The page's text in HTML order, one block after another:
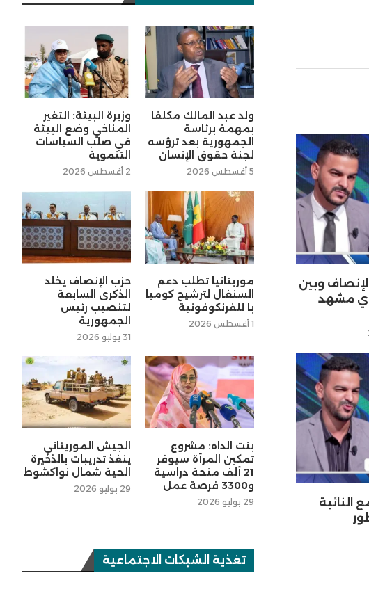
وبين
مشهد
النائبة
ولد عبد المالك مكلفا
بمهمة برئاسة
الجمهورية بعد ترؤسه
لجنة حقوق الإنسان
5 أغسطس 2026
وزيرة البيئة: التغير
المناخي وضع البيئة
في صلب السياسات
التنموية
2 أغسطس 2026
موريتانيا تطلب دعم
السنغال لترشيح كومبا
با للفرنكوفونية
1 أغسطس 2026
حزب الإنصاف يخلد
الذكرى السابعة
لتنصيب رئيس
الجمهورية
31 يوليو 2026
بنت الداه: مشروع
تمكين المرأة سيوفر
21 ألف منحة دراسية
و3300 فرصة عمل
29 يوليو 2026
الجيش الموريتاني
ينفذ تدريبات بالذخيرة
الحية شمال نواكشوط
29 يوليو 2026
تغذية الشبكات الاجتماعية